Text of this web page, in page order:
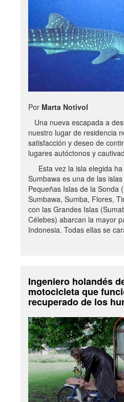
Por Marta Notivol
Una nueva escapada a
nuestro lugar de residencia
satisfacción y deseo de
lugares autóctonos y
Esta vez la isla elegida ha
Sumbawa es una de las
Pequeñas Islas de la Sonda
Sumbawa, Sumba, Flores,
con las Grandes Islas
Célebes) abarcan la mayor
Indonesia. Todas ellas se
Ingeniero holandés
motocicleta que
recuperado de los